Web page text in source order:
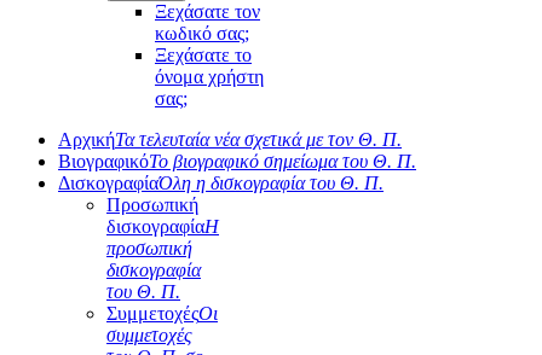
Ξεχάσατε τον
κωδικό σας;
Ξεχάσατε το
όνομα χρήστη
σας;
ΑρχικήΤα τελευταία νέα σχετικά με τον Θ. Π.
ΒιογραφικόΤο βιογραφικό σημείωμα του Θ. Π.
ΔισκογραφίαΌλη η δισκογραφία του Θ. Π.
Προσωπική
δισκογραφίαΗ
προσωπική
δισκογραφία
του Θ. Π.
ΣυμμετοχέςΟι
συμμετοχές